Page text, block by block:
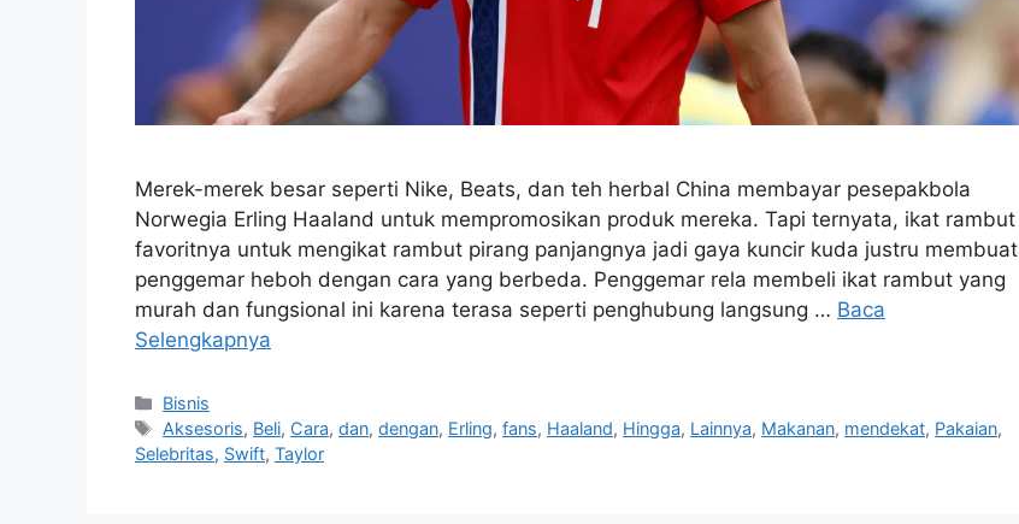
Merek-merek besar seperti Nike, Beats, dan teh herbal China membayar pesepakbola
Norwegia Erling Haaland untuk mempromosikan produk mereka. Tapi ternyata, ikat rambut
favoritnya untuk mengikat rambut pirang panjangnya jadi gaya kuncir kuda justru membuat
penggemar heboh dengan cara yang berbeda. Penggemar rela membeli ikat rambut yang
murah dan fungsional ini karena terasa seperti penghubung langsung … Baca
Selengkapnya
Kategori
Bisnis
Tag
Aksesoris, Beli, Cara,dan,dengan, Erling,fans, Haaland, Hingga, Lainnya, Makanan, mendekat, Pakaian,
Selebritas, Swift, Taylor